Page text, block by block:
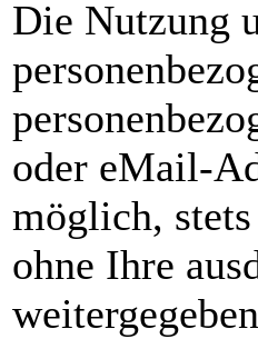
Die Nutzung
oder eMail-
möglich,
ohne Ihre